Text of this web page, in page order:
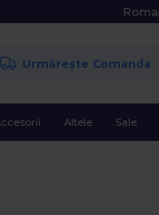
Urmărește Comanda
Altele Sale